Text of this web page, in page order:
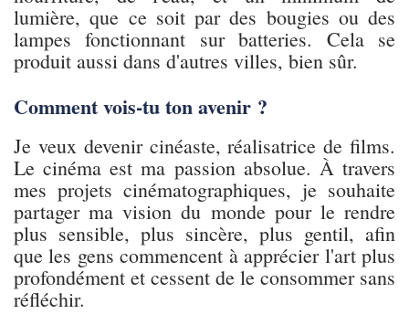
lumière, que ce soit par des bougies ou des
lampes fonctionnant sur batteries. Cela se
produit aussi dans d'autres villes, bien sûr.
Comment vois-tu ton avenir ?
Je veux devenir cinéaste, réalisatrice de films.
Le cinéma est ma passion absolue. À travers
mes projets cinématographiques, je souhaite
partager ma vision du monde pour le rendre
plus sensible, plus sincère, plus gentil, afin
que les gens commencent à apprécier l'art plus
profondément et cessent de le consommer sans
réfléchir.